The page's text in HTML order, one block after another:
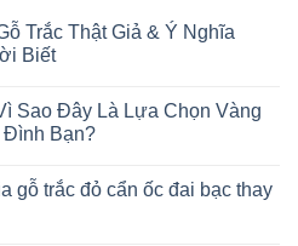
Trắc Thật Giả & Ý Nghĩa
Biết
Sao Đây Là Lựa Chọn Vàng
Đình Bạn?
gỗ trắc đỏ cẩn ốc đai bạc thay